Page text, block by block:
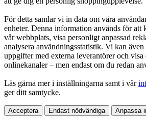
För detta samlar vi in data om våra
enheter. Denna information används för att
vår webbplats, visa personligt anpassad
analysera användningsstatistik. Vi kan
uppgifter med externa leverantörer och visa
onlinekanaler – men endast om du redan
Läs gärna mer i inställningarna samt i vår
ger ditt samtycke.
Acceptera Endast nödvändiga Anpassa